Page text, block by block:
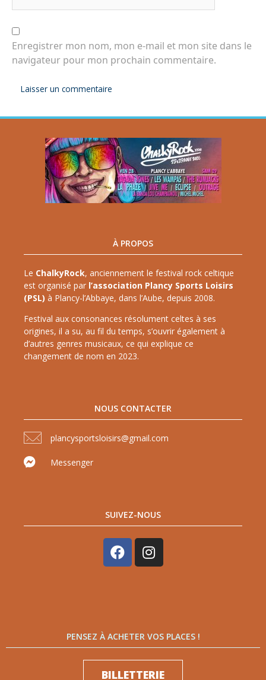
Enregistrer mon nom, mon e-mail et mon site dans le
navigateur pour mon prochain commentaire.
À PROPOS
Le ChalkyRock, anciennement le festival rock celtique
est organisé par l’association Plancy Sports Loisirs
(PSL) à Plancy-l’Abbaye, dans l’Aube, depuis 2008.
Festival aux consonances résolument celtes à ses
origines, il a su, au fil du temps, s’ouvrir également à
d’autres genres musicaux, ce qui explique ce
changement de nom en 2023.
NOUS CONTACTER
plancysportsloisirs@gmail.com
Messenger
SUIVEZ-NOUS
PENSEZ À ACHETER VOS PLACES !
BILLETTERIE